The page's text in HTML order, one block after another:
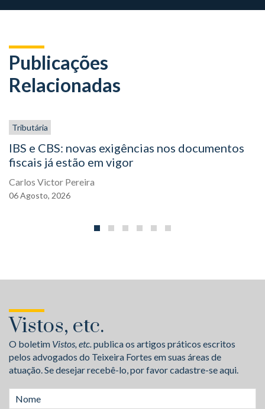
Publicações
Relacionadas
Tributária
IBS e CBS: novas exigências nos documentos
fiscais já estão em vigor
Carlos Victor Pereira
06Agosto, 2026
Vistos, etc.
O boletim Vistos, etc.publica os artigos práticos escritos
pelos advogados do Teixeira Fortes em suas áreas de
atuação. Se desejar recebê-lo, por favor cadastre-se aqui.